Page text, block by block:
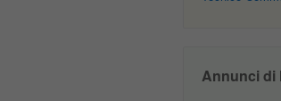
Annunci di